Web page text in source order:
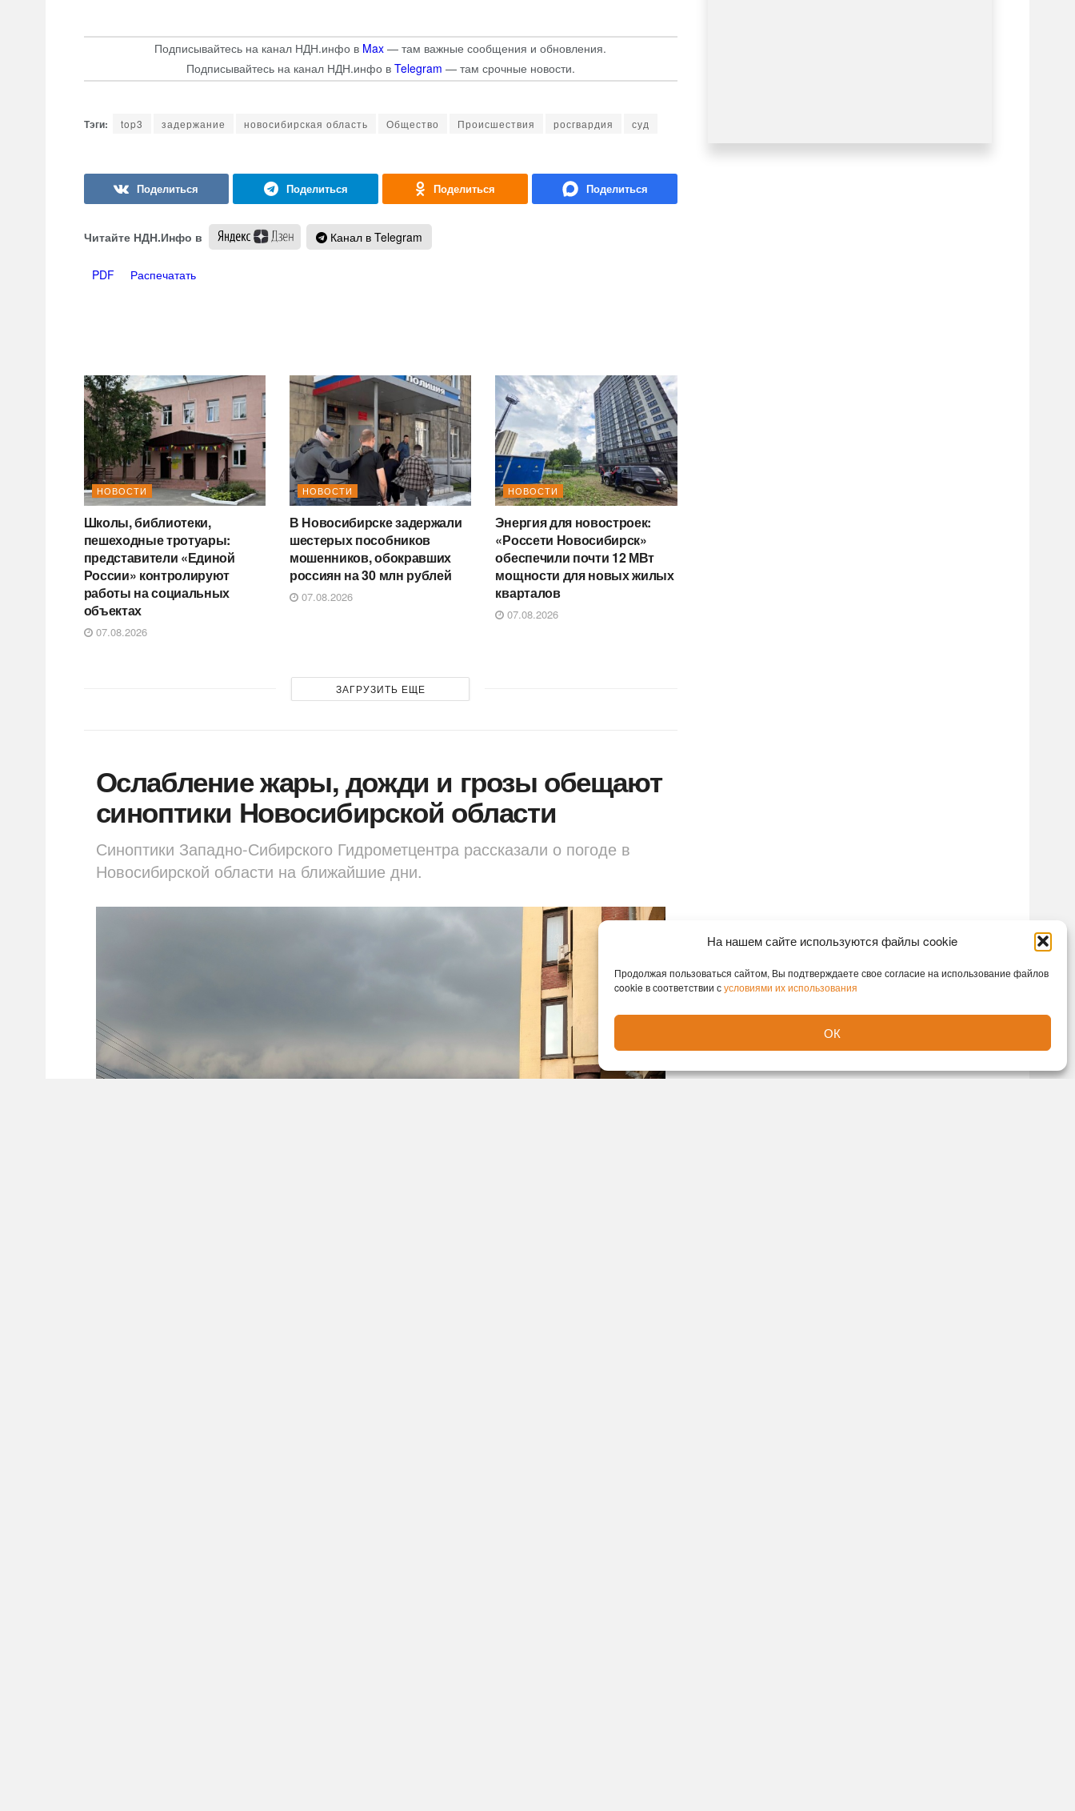
На нашем сайте используются файлы cookie
Продолжая пользоваться сайтом, Вы подтверждаете свое согласие на использование файлов
cookie в соответствии сусловиями их использования
ОК
Подписывайтесь на канал НДН.инфо в Max — там важные сообщения и обновления.
Подписывайтесь на канал НДН.инфо в Telegram — там срочные новости.
top3 задержание новосибирская область Общество Происшествия росгвардия суд
Читайте НДН.Инфо в Канал в Telegram
PDF Распечатать
НОВОСТИ
Школы, библиотеки,
пешеходные тротуары:
представители «Единой
России» контролируют
работы на социальных
объектах
07.08.2026
НОВОСТИ
В Новосибирске задержали
шестерых пособников
мошенников, обокравших
россиян на 30 млн рублей
07.08.2026
НОВОСТИ
Энергия для новостроек:
«Россети Новосибирск»
обеспечили почти 12 МВт
мощности для новых жилых
кварталов
07.08.2026
ЗАГРУЗИТЬ ЕЩЕ
Ослабление жары, дожди и грозы обещают
синоптики Новосибирской области
Синоптики Западно-Сибирского Гидрометцентра рассказали о погоде в
Новосибирской области на ближайшие дни.